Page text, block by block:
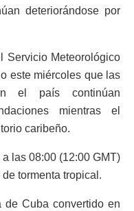
deteriorándose por
Servicio Meteorológico
este miércoles que las
el país continúan
mientras el
caribeño.
las 08:00 (12:00 GMT)
tormenta tropical.
de Cuba convertido en